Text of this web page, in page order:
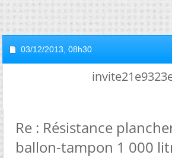
03/12/2013, 08h30
Re : Résistance
ballon-tampon 1 000